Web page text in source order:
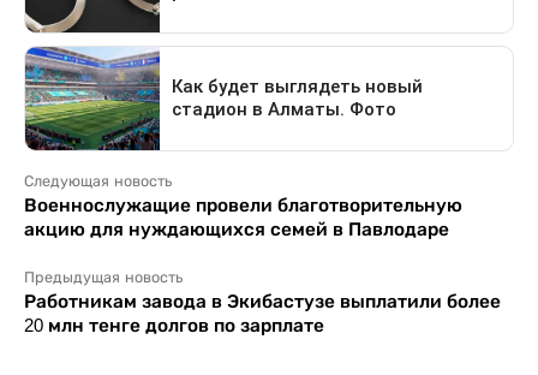
Следующая новость
Военнослужащие провели благотворительную
акцию для нуждающихся семей в Павлодаре
Предыдущая новость
Работникам завода в Экибастузе выплатили более
20 млн тенге долгов по зарплате